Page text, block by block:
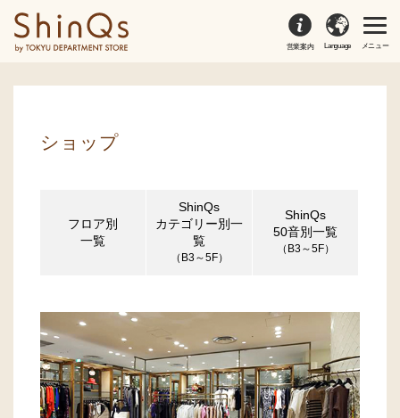
営業案内 Language メニュー
ショップ
フロア別
一覧
ShinQs
カテゴリー別一
覧
（B3～5F）
ShinQs
50音別一覧
（B3～5F）